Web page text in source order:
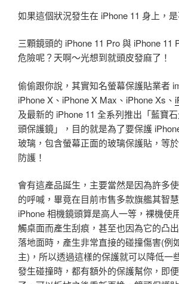
如果這個狀況發生在 iPhone 11 身上，
三顆鏡頭的 iPhone 11 Pro 與 iPhone 11
危險呢？天啊～光想到就頭皮發麻了！
偷偷跟你說，其實知名螢幕保護貼業者
iPhone X、iPhone X Max、iPhone Xs、
及最新的 iPhone 11 全系列推出「藍寶
頭保護鏡」，目的就是為了要保護
玻璃，包含螢幕正面的玻璃保護貼，等
防護！
會有這產品誕生，主要當然是因為許多
的呼喊，畢竟在目前市售多款旗艦其智
iPhone 相機鏡頭算是高人一等，裸機使
觸桌面而產生刮痕，甚至也因為它的凸
落地面時，產生非常直接的碰撞傷害(例
主)，所以透過這樣的保護就可以降低一
發生碰撞時，都有額外的保護幫你，即